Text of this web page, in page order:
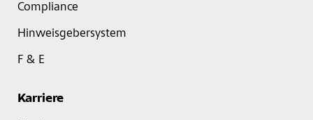
Compliance
Hinweisgebersystem
F & E
Karriere